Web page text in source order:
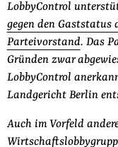
LobbyControl
gegen den Gaststatus
Parteivorstand. Das
Gründen zwar
LobbyControl
Landgericht Berlin
Auch im Vorfeld